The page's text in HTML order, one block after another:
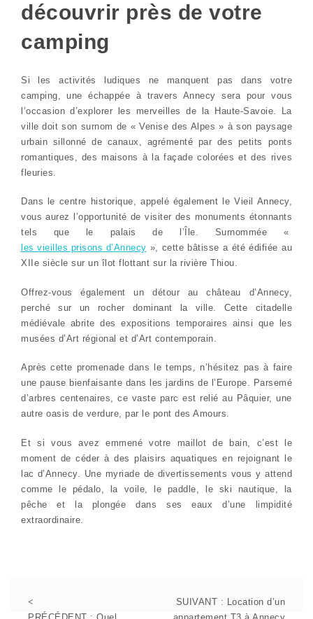
découvrir près de votre
camping
Si les activités ludiques ne manquent pas dans votre
camping, une échappée à travers Annecy sera pour vous
l’occasion d’explorer les merveilles de la Haute-Savoie. La
ville doit son surnom de « Venise des Alpes » à son paysage
urbain sillonné de canaux, agrémenté par des petits ponts
romantiques, des maisons à la façade colorées et des rives
fleuries.
Dans le centre historique, appelé également le Vieil Annecy,
vous aurez l’opportunité de visiter des monuments étonnants
tels que le palais de l’Île. Surnommée «
les vieilles prisons d’Annecy », cette bâtisse a été édifiée au
XIIe siècle sur un îlot flottant sur la rivière Thiou.
Offrez-vous également un détour au château d’Annecy,
perché sur un rocher dominant la ville. Cette citadelle
médiévale abrite des expositions temporaires ainsi que les
musées d’Art régional et d’Art contemporain.
Après cette promenade dans le temps, n’hésitez pas à faire
une pause bienfaisante dans les jardins de l’Europe. Parsemé
d’arbres centenaires, ce vaste parc est relié au Pâquier, une
autre oasis de verdure, par le pont des Amours.
Et si vous avez emmené votre maillot de bain, c’est le
moment de céder à des plaisirs aquatiques en rejoignant le
lac d’Annecy. Une myriade de divertissements vous y attend
comme le pédalo, la voile, le paddle, le ski nautique, la
pêche et la plongée dans ses eaux d’une limpidité
extraordinaire.
SUIVANT :
Location d’un